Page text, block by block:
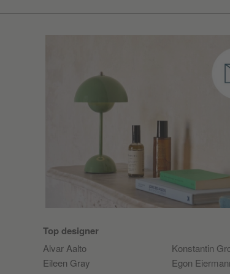
Top designer
Alvar Aalto
Eileen Gray
Konstantin
Egon